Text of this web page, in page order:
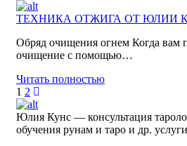
ТЕХНИКА ОТЖИГА ОТ ЮЛИИ
Обряд очищения огнем Когда вам
очищение с помощью…
Читать полностью
1 2
Юлия Кунс — консультация
обучения рунам и таро и др.